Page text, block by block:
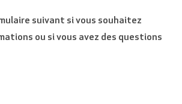
suivant si vous souhaitez
ou si vous avez des questions